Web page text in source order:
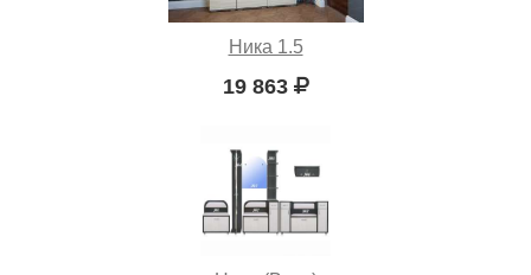
Ника 1.5
19 863